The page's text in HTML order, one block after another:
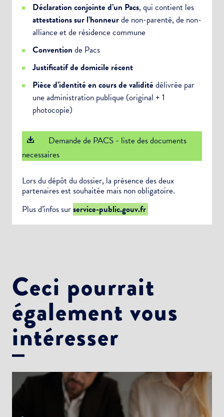
Déclaration conjointe d’un Pacs, qui contient les
attestations sur l’honneurde non-parenté, de non-
alliance et de résidence commune
Convention de Pacs
Justificatif de domicile récent
Pièce d’identité en cours de validitédélivrée par
une administration publique (original + 1
photocopie)
Demande de PACS - liste des documents
necessaires
Lors du dépôt du dossier, la présence des deux
partenaires est souhaitée mais non obligatoire.
Plus d’infos surservice-public.gouv.fr
Ceci pourrait
également vous
intéresser